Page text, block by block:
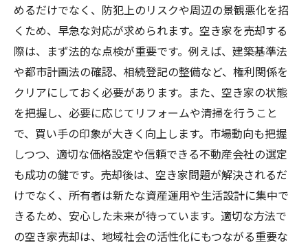
めるだけでなく、防犯上のリスクや周辺の景観悪化を招
くため、早急な対応が求められます。空き家を売却する
際は、まず法的な点検が重要です。例えば、建築基準法
や都市計画法の確認、相続登記の整備など、権利関係を
クリアにしておく必要があります。また、空き家の状態
を把握し、必要に応じてリフォームや清掃を行うこと
で、買い手の印象が大きく向上します。市場動向も把握
しつつ、適切な価格設定や信頼できる不動産会社の選定
も成功の鍵です。売却後は、空き家問題が解決されるだ
けでなく、所有者は新たな資産運用や生活設計に集中で
きるため、安心した未来が待っています。適切な方法で
の空き家売却は、地域社会の活性化にもつながる重要な